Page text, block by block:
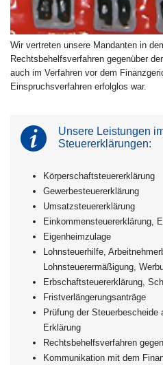
Wir vertreten unsere Mandanten in
Rechtsbehelfsverfahren gegenüber
auch im Verfahren vor dem
Einspruchsverfahren erfolglos war.
Unsere Leistungen
Steuererklärungen:
Körperschaftsteuererklärung
Gewerbesteuererklärung
Umsatzsteuererklärung
Einkommensteuererklärung,
Eigenheimzulage
Lohnsteuerhilfe,
Lohnsteuerermäßigung,
Erbschaftsteuererklärung,
Fristverlängerungsanträge
Prüfung der Steuerbescheide
Erklärung
Rechtsbehelfsverfahren
Kommunikation mit dem